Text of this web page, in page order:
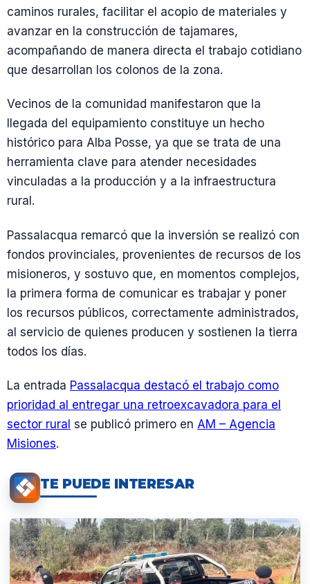
caminos rurales, facilitar el acopio de materiales y
avanzar en la construcción de tajamares,
acompañando de manera directa el trabajo cotidiano
que desarrollan los colonos de la zona.
Vecinos de la comunidad manifestaron que la
llegada del equipamiento constituye un hecho
histórico para Alba Posse, ya que se trata de una
herramienta clave para atender necesidades
vinculadas a la producción y a la infraestructura
rural.
Passalacqua remarcó que la inversión se realizó con
fondos provinciales, provenientes de recursos de los
misioneros, y sostuvo que, en momentos complejos,
la primera forma de comunicar es trabajar y poner
los recursos públicos, correctamente administrados,
al servicio de quienes producen y sostienen la tierra
todos los días.
La entrada Passalacqua destacó el trabajo como
prioridad al entregar una retroexcavadora para el
sector rural se publicó primero en AM – Agencia
Misiones.
TE PUEDE INTERESAR